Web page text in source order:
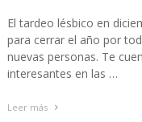
El tardeo lésbico en
para cerrar el año por
nuevas personas. Te
interesantes en las …
Leer más